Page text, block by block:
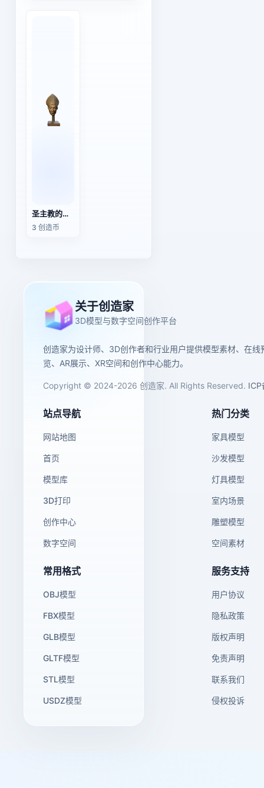
圣主教的青铜头像
3 创造币
关于创造家
3D模型与数字空间创作平台
创造家为设计师、3D创作者和行业用户提供模型素材、在线
览、AR展示、XR空间和创作中心能力。
Copyright © 2024-2026 创造家. All Rights Reserved. ICP
站点导航
网站地图
首页
模型库
3D打印
创作中心
数字空间
热门分类
家具模型
沙发模型
灯具模型
室内场景
雕塑模型
空间素材
常用格式
OBJ模型
FBX模型
GLB模型
GLTF模型
STL模型
USDZ模型
服务支持
用户协议
隐私政策
版权声明
免责声明
联系我们
侵权投诉